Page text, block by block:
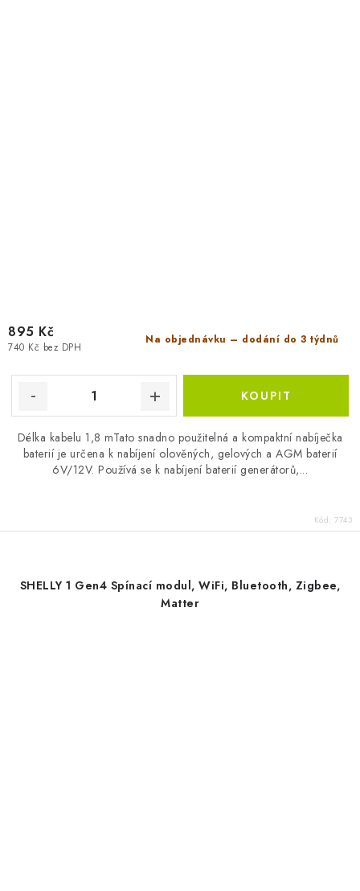
Na objednávku – dodání do 3 týdnů
740 Kč bez DPH
895 Kč
Délka kabelu 1,8 mTato snadno použitelná a kompaktní nabíječka
baterií je určena k nabíjení olověných, gelových a AGM baterií
6V/12V. Používá se k nabíjení baterií generátorů,...
Kód: 7743
SHELLY 1 Gen4 Spínací modul, WiFi, Bluetooth, Zigbee,
Matter